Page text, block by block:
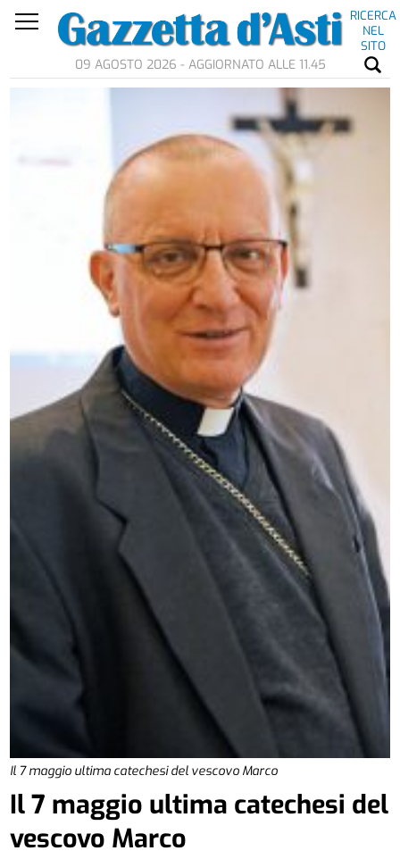
RICERCA
NEL
SITO
09 AGOSTO 2026 - AGGIORNATO ALLE 11.45
Il 7 maggio ultima catechesi del vescovo Marco
Il 7 maggio ultima catechesi del
vescovo Marco